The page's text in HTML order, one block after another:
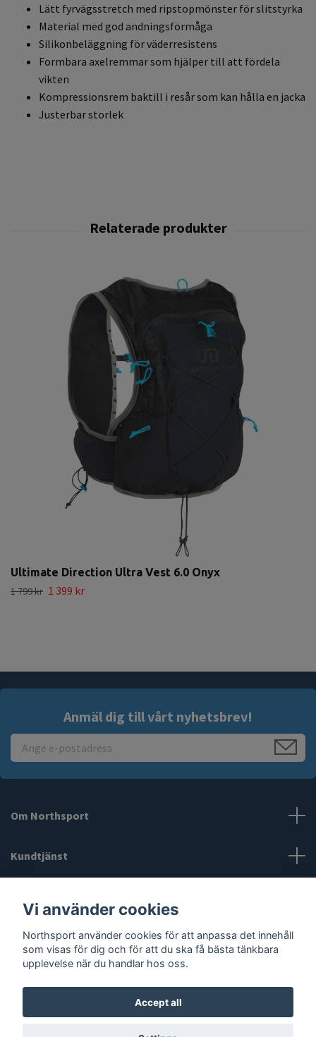
Lätt fyrvägsstretch med ripstopmönster för slitstyrka
Material med god andningsförmåga
Silikonbeläggning för väderresistens
Formbara axelremmar som hjälper till att fördela
vikten
Kompressionsrem baktill i resår som kan hålla en jacka
Justerbar storlek
Ultimate Direction Ultra Vest 6.0 Onyx
1 799 kr 1 399 kr
Anmäl dig till vårt nyhetsbrev!
Om Northsport
Kundtjänst
Social Media
Vi använder cookies
Northsport använder cookies för att anpassa det innehåll
som visas för dig och för att du ska få bästa tänkbara
upplevelse när du handlar hos oss.
Accept all